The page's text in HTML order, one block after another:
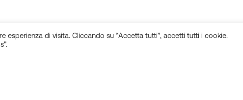
di visita. Cliccando su “Accetta tutti”, accetti tutti i cookie.